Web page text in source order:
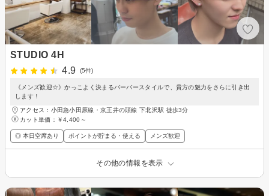
STUDIO 4H
4.9
(5件)
《メンズ歓迎☆》かっこよく決まるバーバースタイルで、貴方の魅力をさらに引き出
します！
アクセス：小田急小田原線・京王井の頭線 下北沢駅 徒歩3分
カット単価： ￥4,400～
◎ 本日空席あり ポイントが貯まる・使える メンズ歓迎
その他の情報を表示